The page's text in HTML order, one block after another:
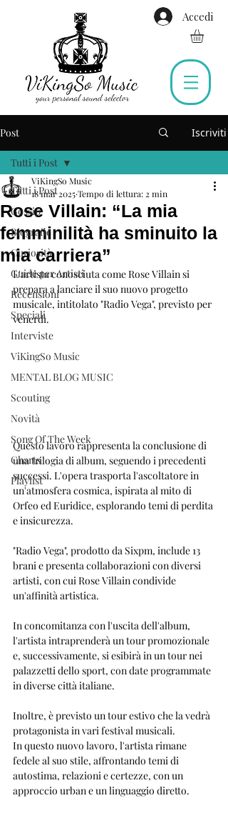
Accedi
Post Iscriviti
Tutti i Post
Gossip
Biografie
Curiosità
Guide per Artisti
Recensioni
Speciali
Interviste
ViKingSo Music
MENTAL BLOG MUSIC
Scouting
Novità
Song Of The Week
Charts
Playlist
Tutti i Post
Rose Villain: “La mia
femminilità ha sminuito la
mia carriera”
ViKingSo Music
18 mar 2025Tempo di lettura: 2 min
L'artista conosciuta come Rose Villain si
prepara a lanciare il suo nuovo progetto
musicale, intitolato "Radio Vega", previsto per
venerdì.
Questo lavoro rappresenta la conclusione di
una trilogia di album, seguendo i precedenti
successi. L'opera trasporta l'ascoltatore in
un'atmosfera cosmica, ispirata al mito di
Orfeo ed Euridice, esplorando temi di perdita
e insicurezza.
"Radio Vega", prodotto da Sixpm, include 13
brani e presenta collaborazioni con diversi
artisti, con cui Rose Villain condivide
un'affinità artistica.
In concomitanza con l'uscita dell'album,
l'artista intraprenderà un tour promozionale
e, successivamente, si esibirà in un tour nei
palazzetti dello sport, con date programmate
in diverse città italiane.
Inoltre, è previsto un tour estivo che la vedrà
protagonista in vari festival musicali.
In questo nuovo lavoro, l'artista rimane
fedele al suo stile, affrontando temi di
autostima, relazioni e certezze, con un
approccio urban e un linguaggio diretto.